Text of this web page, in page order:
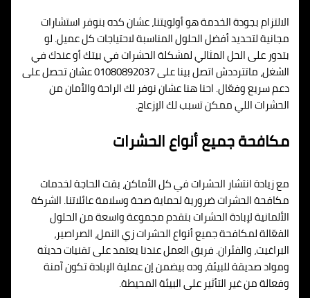
الالتزام بجودة الخدمة هو أولويتنا، عشان كده بنوفر استشارات
مجانية لتحديد أفضل الحلول المناسبة لاحتياجات كل عميل. لو
بتدور على الحل المثالي لمشكلة الحشرات في بيتك أو عندك في
الشغل، ماتترددش اتصل بينا على 01080892037 عشان تحصل على
دعم سريع وفعّال. احنا هنا عشان نوفر لك الراحة والأمان من
الحشرات اللي ممكن تسبب لك الإزعاج.
مكافحة جميع أنواع الحشرات
مع زيادة انتشار الحشرات في كل الأماكن، بقت الحاجة لخدمات
مكافحة الحشرات ضرورية لحماية صحة وسلامة عائلاتنا. الشركة
الألمانية لإبادة الحشرات بتقدم مجموعة واسعة من الحلول
الفعّالة لمكافحة جميع أنواع الحشرات زي النمل، الصراصير،
البراغيث، والفئران. فريق العمل عندنا يعتمد على تقنيات حديثة
ومواد صديقة للبيئة، وده بيضمن إن عملية الإبادة تكون آمنة
وفعالة من غير التأثير على البيئة المحيطة.